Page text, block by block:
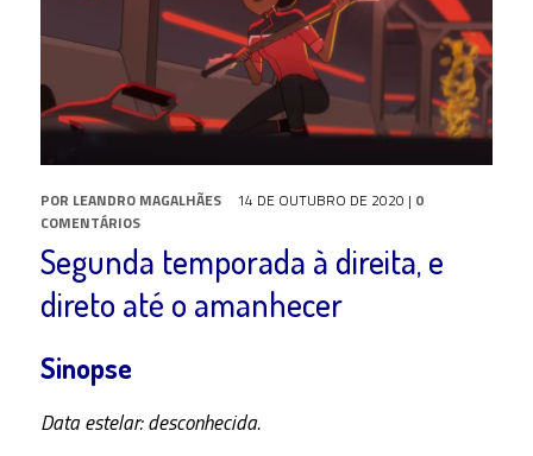
POR LEANDRO MAGALHÃES 14 DE OUTUBRO DE 2020 | 0
COMENTÁRIOS
Segunda temporada à direita, e
direto até o amanhecer
Sinopse
Data estelar: desconhecida.